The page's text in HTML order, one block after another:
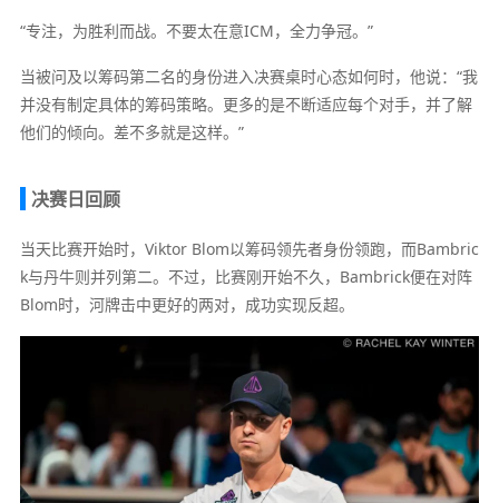
“专注，为胜利而战。不要太在意ICM，全力争冠。”
当被问及以筹码第二名的身份进入决赛桌时心态如何时，他说：“我
并没有制定具体的筹码策略。更多的是不断适应每个对手，并了解
他们的倾向。差不多就是这样。”
决赛日回顾
当天比赛开始时，Viktor Blom以筹码领先者身份领跑，而Bambric
k与丹牛则并列第二。不过，比赛刚开始不久，Bambrick便在对阵
Blom时，河牌击中更好的两对，成功实现反超。